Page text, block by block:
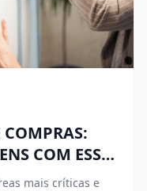
COM ESSA
mais críticas e